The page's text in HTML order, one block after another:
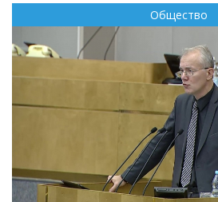
Общество